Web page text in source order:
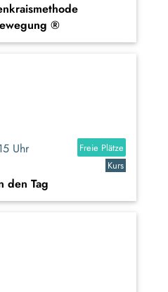
®
Uhr
Freie Plätze
Kurs
den Tag